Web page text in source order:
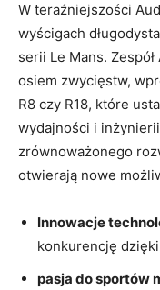
W teraźniejszości
wyścigach
serii Le Mans.
osiem zwycięstw,
R8 czy R18, które
wydajności i
zrównoważonego
otwierają nowe
Innowacje
konkurencję
pasja do sportów